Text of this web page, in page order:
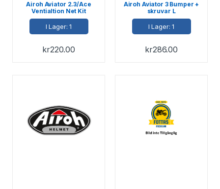
Airoh Aviator 2.3/Ace
Ventialtion Net Kit
I Lager: 1
kr220.00
Airoh Aviator 3 Bumper +
skruvar L
I Lager: 1
kr286.00